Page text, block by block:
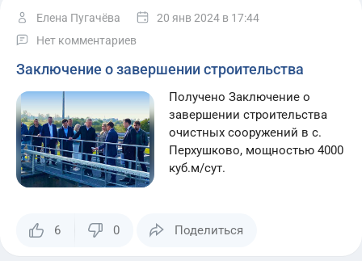
Елена Пугачёва 20 янв 2024 в 17:44
Нет комментариев
Заключение о завершении строительства
Получено Заключение о
завершении строительства
очистных сооружений в с.
Перхушково, мощностью 4000
куб.м/сут.
6 0 Поделиться